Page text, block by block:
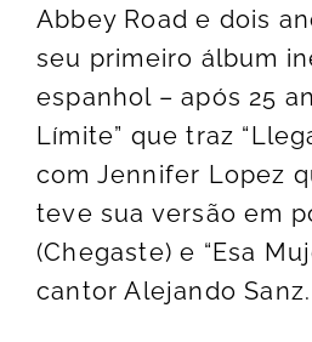
Abbey Road e dois
seu primeiro álbum
espanhol – após 25
Límite” que traz
com Jennifer Lopez
teve sua versão em
(Chegaste) e “Esa
cantor Alejando Sanz.